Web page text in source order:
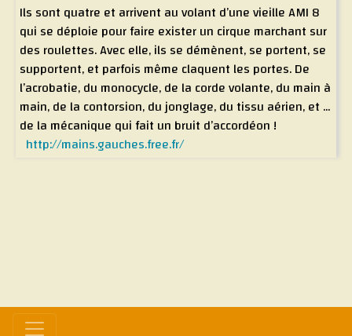
Ils sont quatre et arrivent au volant d’une vieille AMI 8
qui se déploie pour faire exister un cirque marchant sur
des roulettes. Avec elle, ils se démènent, se portent, se
supportent, et parfois même claquent les portes. De
l’acrobatie, du monocycle, de la corde volante, du main à
main, de la contorsion, du jonglage, du tissu aérien, et ...
de la mécanique qui fait un bruit d’accordéon !
http://mains.gauches.free.fr/